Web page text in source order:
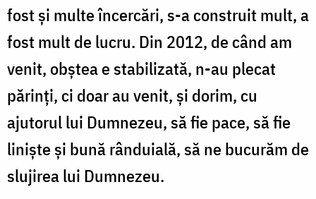
fost și multe încercări, s-a construit mult, a
fost mult de lucru. Din 2012, de când am
venit, obștea e stabilizată, n-au plecat
părinți, ci doar au venit, și dorim, cu
ajutorul lui Dumnezeu, să fie pace, să fie
liniște și bună rânduială, să ne bucurăm de
slujirea lui Dumnezeu.